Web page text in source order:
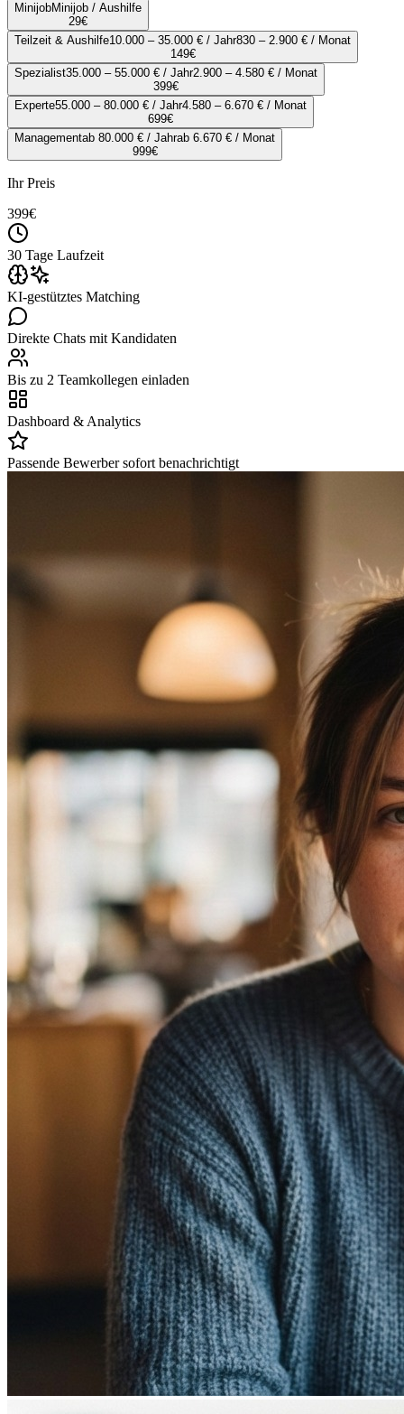
MinijobMinijob / Aushilfe
29€
Teilzeit & Aushilfe10.000 – 35.000 € / Jahr830 – 2.900 € / Monat
149€
Spezialist35.000 – 55.000 € / Jahr2.900 – 4.580 € / Monat
399€
Experte55.000 – 80.000 € / Jahr4.580 – 6.670 € / Monat
699€
Managementab 80.000 € / Jahrab 6.670 € / Monat
999€
Ihr Preis
399€
30 Tage Laufzeit
KI-gestütztes Matching
Direkte Chats mit Kandidaten
Bis zu 2 Teamkollegen einladen
Dashboard & Analytics
Passende Bewerber sofort benachrichtigt